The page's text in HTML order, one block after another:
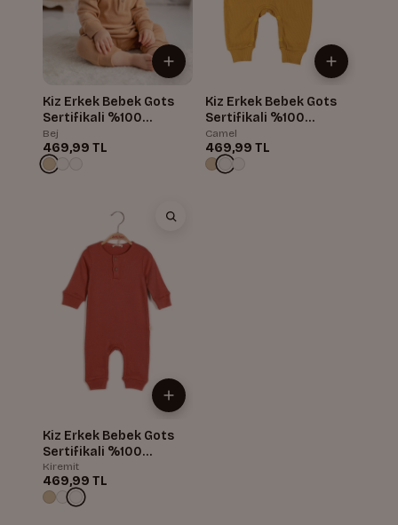
Kiz Erkek Bebek Gots
Sertifikali %100
Organik Pamuk Yakasi
Dügmeli Tulum
Bej
469,99 TL
Kiz Erkek Bebek Gots
Sertifikali %100
Organik Pamuk Yakasi
Dügmeli Tulum
Camel
469,99 TL
Kiz Erkek Bebek Gots
Sertifikali %100
Organik Pamuk Yakasi
Dügmeli Tulum
Kiremit
469,99 TL